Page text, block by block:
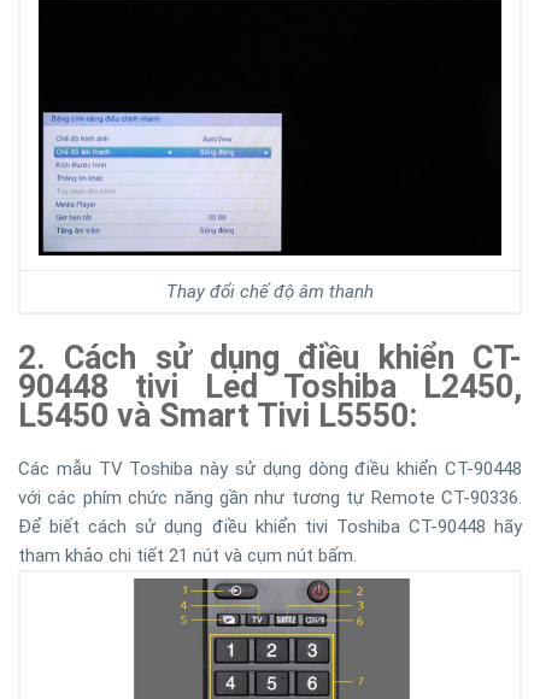
Thay đổi chế độ âm thanh
2. Cách sử dụng điều khiển CT-
90448 tivi Led Toshiba L2450,
L5450 và Smart Tivi L5550:
Các mẫu TV Toshiba này sử dụng dòng điều khiển CT-90448
với các phím chức năng gần như tương tự Remote CT-90336.
Để biết cách sử dụng điều khiển tivi Toshiba CT-90448 hãy
tham khảo chi tiết 21 nút và cụm nút bấm.